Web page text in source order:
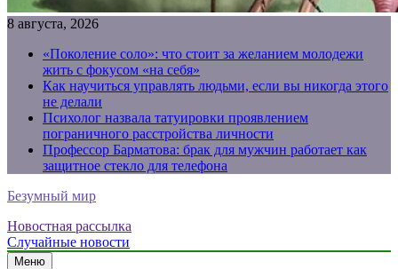
8 августа, 2026
«Поколение соло»: что стоит за желанием молодежи
жить с фокусом «на себя»
Как научиться управлять людьми, если вы никогда этого
не делали
Психолог назвала татуировки проявлением
пограничного расстройства личности
Профессор Барматова: брак для мужчин работает как
защитное стекло для телефона
Безумный мир
Новостная рассылка
Случайные новости
Меню